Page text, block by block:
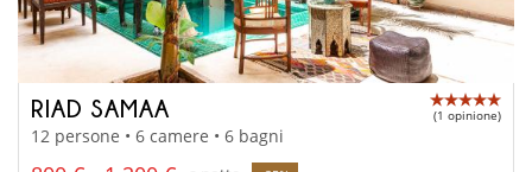
RIAD SAMAA (1 opinione)
12 persone • 6 camere • 6 bagni